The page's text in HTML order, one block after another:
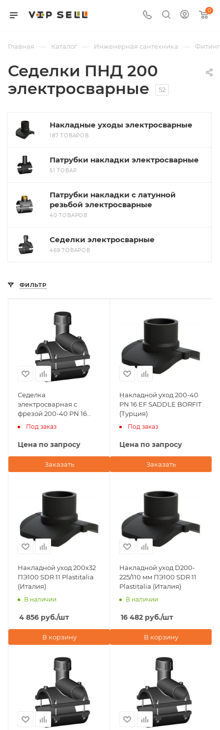
0
Главная — Каталог — Инженерная сантехника —
Седелки ПНД 200
электросварные
52
Накладные уходы электросварные
187 ТОВАРОВ
Патрубки накладки электросварные
51 ТОВАР
Патрубки накладки с латунной
резьбой электросварные
40 ТОВАРОВ
Седелки электросварные
469 ТОВАРОВ
ФИЛЬТР
Седелка
электросварная с
фрезой 200-40 PN 16
TAPPING TEE WITHOUT
VALVE BORFIT (Турция)
Под заказ
Цена по запросу
Заказать
Накладной уход 200-40
PN 16 EF SADDLE BORFIT
(Турция)
Под заказ
Цена по запросу
Заказать
Накладной уход 200х32
ПЭ100 SDR 11 Plastitalia
(Италия)
В наличии
4 856 руб./шт
В корзину
Накладной уход D200-
225/110 мм ПЭ100 SDR 11
Plastitalia (Италия)
В наличии
16 482 руб./шт
В корзину